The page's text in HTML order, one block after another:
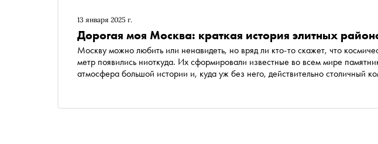
13 января 2025 г.
Дорогая моя Москва: краткая история элитных
Москву можно любить или ненавидеть, но вряд ли кто-то скажет, что
метр появились ниоткуда. Их сформировали известные во всем мире
атмосфера большой истории и, куда уж без него, действительно столичный